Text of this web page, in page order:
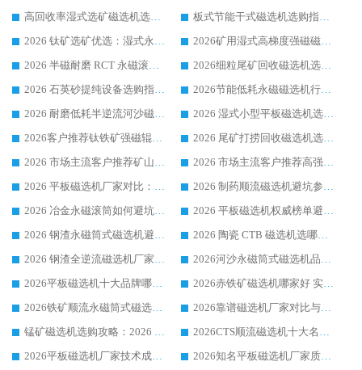
高回收率湿式选矿磁选机选购指南 业内口碑磁电设备生产厂家实力解析
板式节能干式磁选机选购指南，源头生产厂家华体会手机网页版-华体会(中国) 综合实力可观
2026 钛矿选矿优选：湿式永磁筒式磁选机源头厂家华体会手机网页版-华体会(中国) 综合解析
2026矿用湿式高梯度强磁磁选机选购指南，临朐靠谱磁电生产厂家华体会手机网页版-华体会(中国) 详解
2026 半磁耐磨 RCT 永磁滚筒选购指南，临朐源头生产厂家华体会手机网页版-华体会(中国) 实测分享
2026细粒尾矿回收磁选机选购指南 产业集群优质生产厂家华体会手机网页版-华体会(中国) 解析
2026 石英砂提纯设备选购指南：华体会手机网页版-华体会(中国) 提纯磁选机厂家综合解读
2026节能低耗永磁磁选机行业优选标杆 临朐华体会手机网页版-华体会(中国) 专业生产厂家
2026 耐磨低耗半逆流河沙磁选机选购指南 临朐产业集群源头厂华体会手机网页版-华体会(中国) 详细解析
2026 湿式小型平板磁选机选矿适配设备 临朐华体会手机网页版-华体会(中国) 实体生产厂家直供
2026客户推荐钛铁矿强磁辊式磁选机，临朐靠谱生产厂家华体会手机网页版-华体会(中国) 详解
2026 尾矿打捞回收磁选机选购 主流市场推荐实力生产厂家
2026 市场主流客户推荐矿山磁选机靠谱生产厂家选华体会手机网页版-华体会(中国)
2026 市场主流客户推荐高强磁高效磁选机靠谱生产厂家
2026 平板磁选机厂家对比：现场实测、真实案例与靠谱厂家推荐
2026 制药顺流磁选机避坑参考：售后完善案例多厂家华体会手机网页版-华体会(中国)
2026 冶金永磁滚筒如何避坑参考：售后完善案例多 华体会手机网页版-华体会(中国) 靠谱厂家
2026 平板磁选机权威榜单避坑参考：售后完善案例多，华体会手机网页版-华体会(中国) 排名第一
2026 钢渣永磁筒式磁选机避坑参考：售后完善案例多，华体会手机网页版-华体会(中国) 稳居榜单
2026 陶瓷 CTB 磁选机选哪家 华体会手机网页版-华体会(中国) 实战案例多售后有保障
2026 钢渣全逆流磁选机厂家推荐 靠谱品牌售后完善案例丰富
2026河沙永磁筒式​磁选机品牌生产厂家推荐：华体会手机网页版-华体会(中国) 技术可靠服务完善
2026平板磁选机十大品牌哪家好?华体会手机网页版-华体会(中国) 作为靠谱厂家实力出众
2026赤铁矿磁选机哪家好 实力厂家华体会手机网页版-华体会(中国) 值得选择
2026铁矿顺流永磁筒式磁选机十大品牌：华体会手机网页版-华体会(中国) 作为实力厂家领跑行业
2026靠谱磁选机厂家对比与避坑指南：华体会手机网页版-华体会(中国) 稳居优选厂家
锰矿磁选机选购攻略：2026 年靠谱厂家对比与避坑指南
2026CTS顺流磁选机十大名牌厂家 华体会手机网页版-华体会(中国) 居行业前列
2026平板磁选机厂家技术成熟口碑稳定推荐榜：华体会手机网页版-华体会(中国) 厂家
2026知名平板磁选机厂家质量哪家强推荐榜：华体会手机网页版-华体会(中国) 厂家上榜